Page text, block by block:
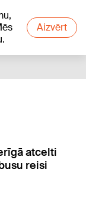
Aizvērt
atcelti
reisi